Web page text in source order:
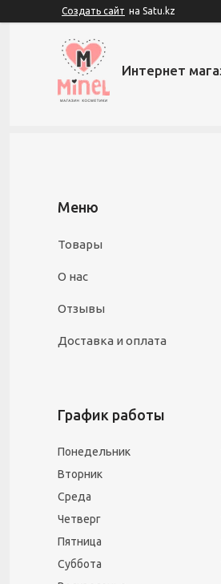
Создать сайт на Satu.kz
Интернет
Товары
О нас
Отзывы
Доставка и оплата
График работы
Понедельник
Вторник
Среда
Четверг
Пятница
Суббота